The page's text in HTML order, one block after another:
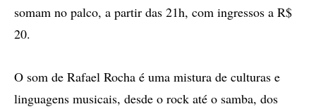
somam no palco, a partir das 21h, com ingressos a R$
20.
O som de Rafael Rocha é uma mistura de culturas e
linguagens musicais, desde o rock até o samba, dos